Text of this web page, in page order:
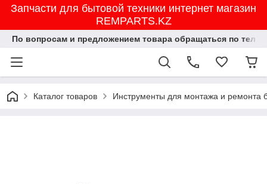
Запчасти для бытовой техники интернет магазин
REMPARTS.KZ
По вопросам и предложением товара обращаться по
Каталог товаров Инструменты для монтажа и ремонта